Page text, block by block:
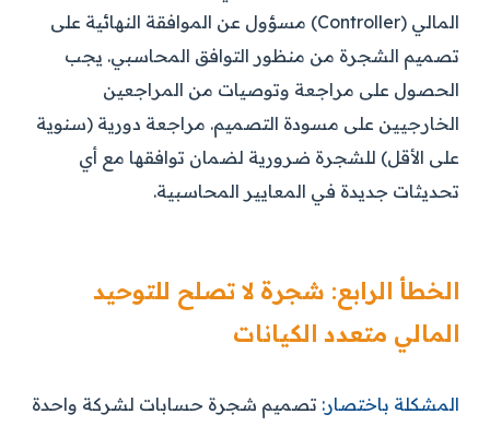
المالي (Controller) مسؤول عن الموافقة النهائية على
تصميم الشجرة من منظور التوافق المحاسبي. يجب
الحصول على مراجعة وتوصيات من المراجعين
الخارجيين على مسودة التصميم. مراجعة دورية (سنوية
على الأقل) للشجرة ضرورية لضمان توافقها مع أي
تحديثات جديدة في المعايير المحاسبية.
الخطأ الرابع: شجرة لا تصلح للتوحيد
المالي متعدد الكيانات
المشكلة باختصار: تصميم شجرة حسابات لشركة واحدة